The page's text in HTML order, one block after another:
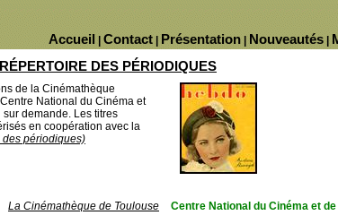
Nouveautés
Présentation
Contact
Accueil
RÉPERTOIRE DES PÉRIODIQUES
de la Cinémathèque
National du Cinéma et
demande. Les titres
en coopération avec la
périodiques)
La Cinémathèque de Toulouse
Centre National du Cinéma et